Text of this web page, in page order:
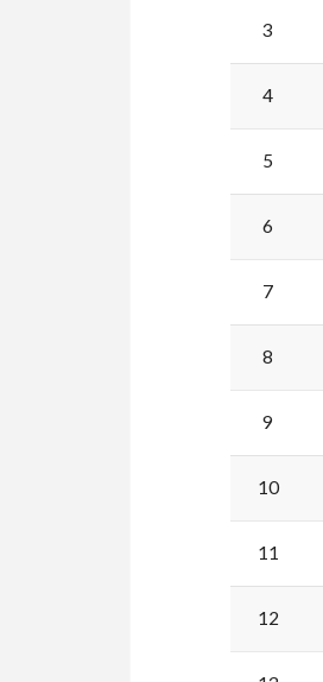
3
4
5
6
7
8
9
10
11
12